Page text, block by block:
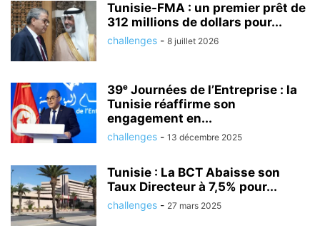
Tunisie-FMA : un premier prêt de
312 millions de dollars pour...
challenges - 8 juillet 2026
39ᵉ Journées de l’Entreprise : la
Tunisie réaffirme son
engagement en...
challenges - 13 décembre 2025
Tunisie : La BCT Abaisse son
Taux Directeur à 7,5% pour...
challenges - 27 mars 2025